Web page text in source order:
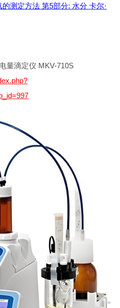
测定方法 第5部分: 水分 卡尔·
量滴定仪 MKV-710S